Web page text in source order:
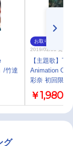
/竹達
お取り寄せ
2019/02/06 発売
【主題歌】
Animation OP
彩奈 初回限定
￥1,980
グ